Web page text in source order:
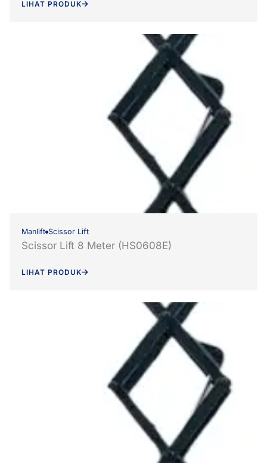
LIHAT PRODUK
Manlift Scissor Lift
Scissor Lift 8 Meter (HS0608E)
LIHAT PRODUK